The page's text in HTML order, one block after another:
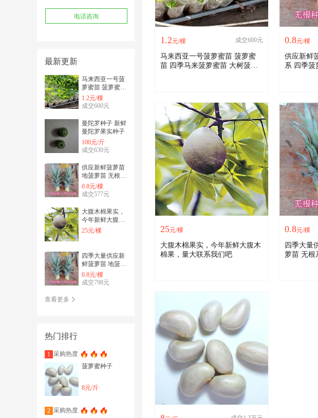
电话咨询
最新更新
马来西亚一号菠
萝蜜苗 菠萝蜜苗
四季马来菠萝蜜
苗 大树菠萝蜜苗
1.2元/棵
成交600元
曼陀罗种子 新鲜
曼陀罗果实种子
100元/斤
成交630元
供应新鲜菠萝苗
地菠萝苗 无根系
四季菠萝苗
0.8元/棵
成交577元
大腹木棉果实，
今年新鲜大腹木
棉果，量大联系
25元/棵
四季大量供应新
鲜菠萝苗 地菠萝
苗 无根系 结果
快 大 甜
0.8元/棵
成交798元
查看更多
热门排行
1 采购热度
菠萝蜜种子
8元/斤
2 采购热度
1.2元/棵 成交600元
马来西亚一号菠萝蜜苗 菠萝蜜
苗 四季马来菠萝蜜苗 大树菠萝
0.8元/棵
供应新鲜
系 四季菠
25元/棵
大腹木棉果实，今年新鲜大腹木
棉果，量大联系我们吧
0.8元/棵
四季大量
萝苗 无根